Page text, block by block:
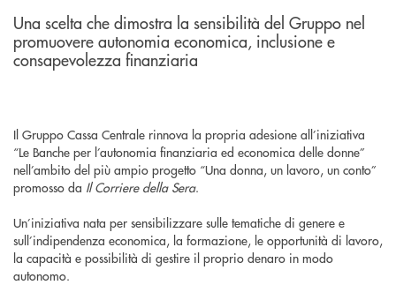
Una scelta che dimostra la sensibilità del Gruppo nel
promuovere autonomia economica, inclusione e
consapevolezza finanziaria
Il Gruppo Cassa Centrale rinnova la propria adesione all’iniziativa
“Le Banche per l’autonomia finanziaria ed economica delle donne”
nell’ambito del più ampio progetto “Una donna, un lavoro, un conto”
promosso da Il Corriere della Sera.
Un’iniziativa nata per sensibilizzare sulle tematiche di genere e
sull’indipendenza economica, la formazione, le opportunità di lavoro,
la capacità e possibilità di gestire il proprio denaro in modo
autonomo.